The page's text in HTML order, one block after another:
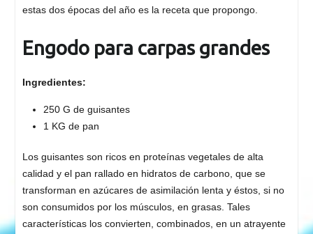
estas dos épocas del año es la receta que propongo.
Engodo para carpas grandes
Ingredientes:
250 G de guisantes
1 KG de pan
Los guisantes son ricos en proteínas vegetales de alta
calidad y el pan rallado en hidratos de carbono, que se
transforman en azúcares de asimilación lenta y éstos, si no
son consumidos por los músculos, en grasas. Tales
características los convierten, combinados, en un atrayente